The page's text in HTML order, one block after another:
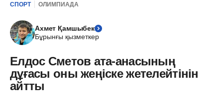
СПОРТ ОЛИМПИАДА
Ахмет Қамшыбек
Бұрынғы қызметкер
Елдос Сметов ата-анасының
дұғасы оны жеңіске жетелейтінін
айтты